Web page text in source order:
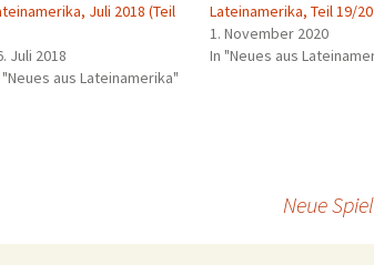
Juli 2018 (Teil
Juli 2018
"Neues aus Lateinamerika"
Lateinamerika, Teil 19/
1. November 2020
In "Neues aus
Neue